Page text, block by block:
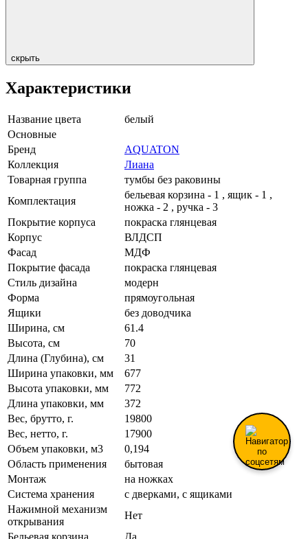
скрыть
Характеристики
Название цвета
белый
Основные
Бренд
AQUATON
Коллекция
Лиана
Товарная группа
тумбы без раковины
Комплектация
бельевая корзина - 1 , ящик - 1 ,
ножка - 2 , ручка - 3
Покрытие корпуса
покраска глянцевая
Корпус
ВЛДСП
Фасад
МДФ
Покрытие фасада
покраска глянцевая
Стиль дизайна
модерн
Форма
прямоугольная
Ящики
без доводчика
Ширина, см
61.4
Высота, см
70
Длина (Глубина), см
31
Ширина упаковки, мм
677
Высота упаковки, мм
772
Длина упаковки, мм
372
Вес, брутто, г.
19800
Вес, нетто, г.
17900
Объем упаковки, м3
0,194
Область применения
бытовая
Монтаж
на ножках
Система хранения
с дверками, с ящиками
Нажимной механизм
открывания
Нет
Бельевая корзина
Да